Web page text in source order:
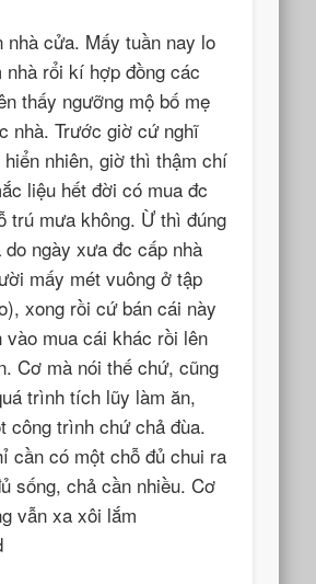
nhà cửa. Mấy tuần nay lo
nhà rổi kí hợp đồng các
thấy ngưỡng mộ bố mẹ
nhà. Trước giờ cứ nghĩ
nhiên, giờ thì thậm chí
liệu hết đời có mua đc
trú mưa không. Ừ thì đúng
do ngày xưa đc cấp nhà
mấy mét vuông ở tập
xong rồi cứ bán cái này
vào mua cái khác rồi lên
Cơ mà nói thế chứ, cũng
trình tích lũy làm ăn,
công trình chứ chả đùa.
cần có một chỗ đủ chui ra
sống, chả cần nhiều. Cơ
vẫn xa xôi lắm